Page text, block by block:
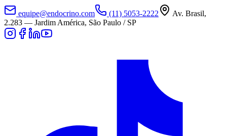
equipe@endocrino.com (11) 5053-2222
Av. Brasil,
2.283 — Jardim América, São Paulo / SP